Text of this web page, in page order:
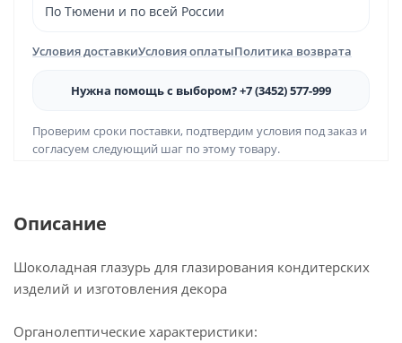
По Тюмени и по всей России
Условия доставкиУсловия оплатыПолитика возврата
Нужна помощь с выбором? +7 (3452) 577-999
Проверим сроки поставки, подтвердим условия под заказ и
согласуем следующий шаг по этому товару.
Описание
Шоколадная глазурь для глазирования кондитерских
изделий и изготовления декора
Органолептические характеристики: